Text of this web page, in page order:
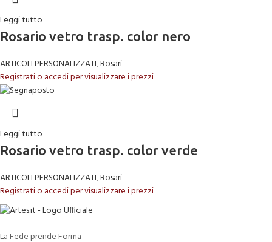
Leggi tutto
Rosario vetro trasp. color nero
ARTICOLI PERSONALIZZATI,Rosari
Registrati o accedi per visualizzare i prezzi
Leggi tutto
Rosario vetro trasp. color verde
ARTICOLI PERSONALIZZATI,Rosari
Registrati o accedi per visualizzare i prezzi
La Fede prende Forma